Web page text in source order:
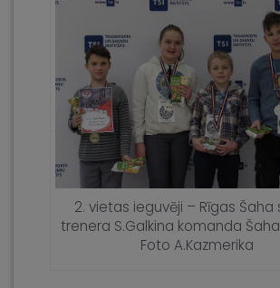
2. vietas ieguvēji – Rīgas Šaha
trenera S.Galkina komanda
Foto A.Kazmerika